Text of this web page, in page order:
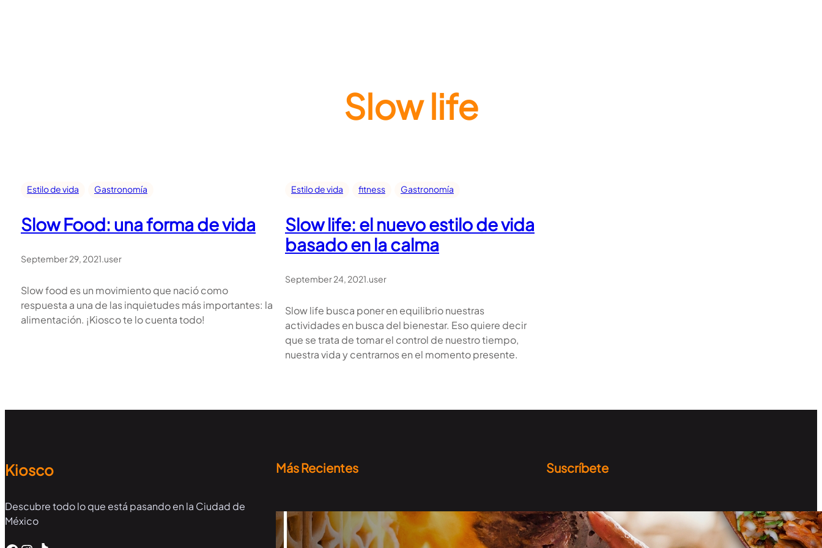
Slow life
Estilo de vida Gastronomía
Slow Food: una forma de vida
September 29, 2021.user
Slow food es un movimiento que nació como
respuesta a una de las inquietudes más importantes: la
alimentación. ¡Kiosco te lo cuenta todo!
Estilo de vida fitness Gastronomía
Slow life: el nuevo estilo de vida
basado en la calma
September 24, 2021.user
Slow life busca poner en equilibrio nuestras
actividades en busca del bienestar. Eso quiere decir
que se trata de tomar el control de nuestro tiempo,
nuestra vida y centrarnos en el momento presente.
Kiosco
Descubre todo lo que está pasando en la Ciudad de
México
Más Recientes
Top taquerías que tienes que probar en la
CDMX
Suscríbete
Recibe información sobre
los destinos, curiosidades y